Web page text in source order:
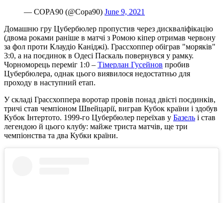
— COPA90 (@Copa90) June 9, 2021
Домашню гру Цубербюлер пропустив через дискваліфікацію
(двома роками раніше в матчі з Ромою кіпер отримав червону
за фол проти Клаудіо Каніджі). Грассхоппер обіграв "моряків"
3:0, а на поєдинок в Одесі Паскаль повернувся у рамку.
Чорноморець переміг 1:0 – Тімерлан Гусейнов пробив
Цубербюлера, однак цього виявилося недостатньо для
проходу в наступний етап.
У складі Грассхоппера воротар провів понад двісті поєдинків,
тричі став чемпіоном Швейцарії, виграв Кубок країни і здобув
Кубок Інтертото. 1999-го Цубербюлер переїхав у Базель і став
легендою й цього клубу: майже триста матчів, ще три
чемпіонства та два Кубки країни.